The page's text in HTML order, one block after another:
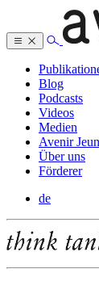
Blog
Podcasts
Videos
Medien
Avenir
Über uns
Förderer
de